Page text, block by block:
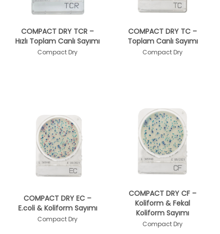
COMPACT DRY TCR –
Hızlı Toplam Canlı Sayımı
Compact Dry
COMPACT DRY TC –
Toplam Canlı Sayımı
Compact Dry
COMPACT DRY EC –
E.coli & Koliform Sayımı
Compact Dry
COMPACT DRY CF –
Koliform & Fekal
Koliform Sayımı
Compact Dry